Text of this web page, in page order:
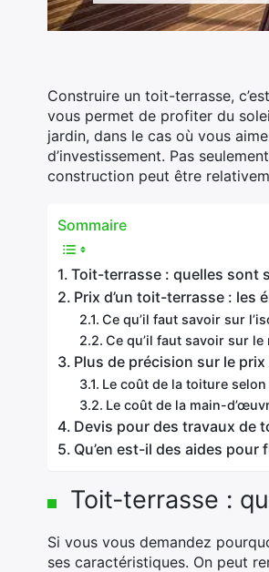
Construire un toit-terrasse,
vous permet de profiter du
jardin, dans le cas où vous
d’investissement. Pas
construction peut être
Sommaire
Toit-terrasse : quelles sont
Prix d’un toit-terrasse : les
Ce qu’il faut savoir sur
Ce qu’il faut savoir sur
Plus de précision sur le
Le coût de la toiture
Le coût de la main-
Devis pour des travaux de
Qu’en est-il des aides pour
Toit-terrasse :
Si vous vous demandez
ses caractéristiques. On peut